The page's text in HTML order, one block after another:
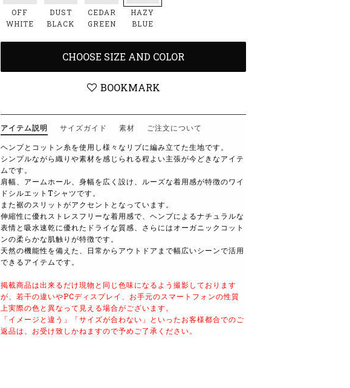
OFF
WHITE
DUST
BLACK
CEDAR
GREEN
HAZY
BLUE
CHOOSE SIZE AND COLOR
BOOKMARK
アイテム説明 サイズガイド 素材
ご注文について
ヘンプとコットン糸を使用し様々なリブに編み立てた生地です。
シンプルながら織りや素材を感じられる程よい主張が今どきなアイテ
ムです。
肩幅、アームホール、身幅を広く設け、ルーズな着用感が特徴のワイ
ドシルエットTシャツです。
また裾のスリットがアクセントとなっています。
伸縮性に優れストレスフリーな着用感で、ヘンプによるナチュラルな
表情と吸水速乾に優れたドライな質感、さらにはオーガニックコット
ンの柔らかな肌触りが特徴です。
天然の機能性を備えた、日常からアウトドアまで幅広いシーンで活用
できるアイテムです。
掲載商品は出来るだけ現物と同じ色味になるよう撮影しております
が、若干の違いやPCディスプレイ、お手元のスマートフォンの性質
上実際の色と異なって見える場合がございます。
「イメージと違う」「サイズが合わない」といったお客様都合でのご
返品は、お受け致しかねますので予めご了承ください。